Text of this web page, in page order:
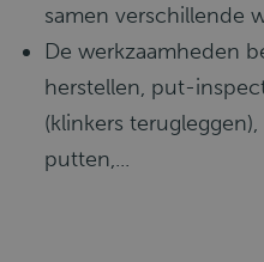
samen verschillende
De werkzaamheden
herstellen, put-
(klinkers
putten,...